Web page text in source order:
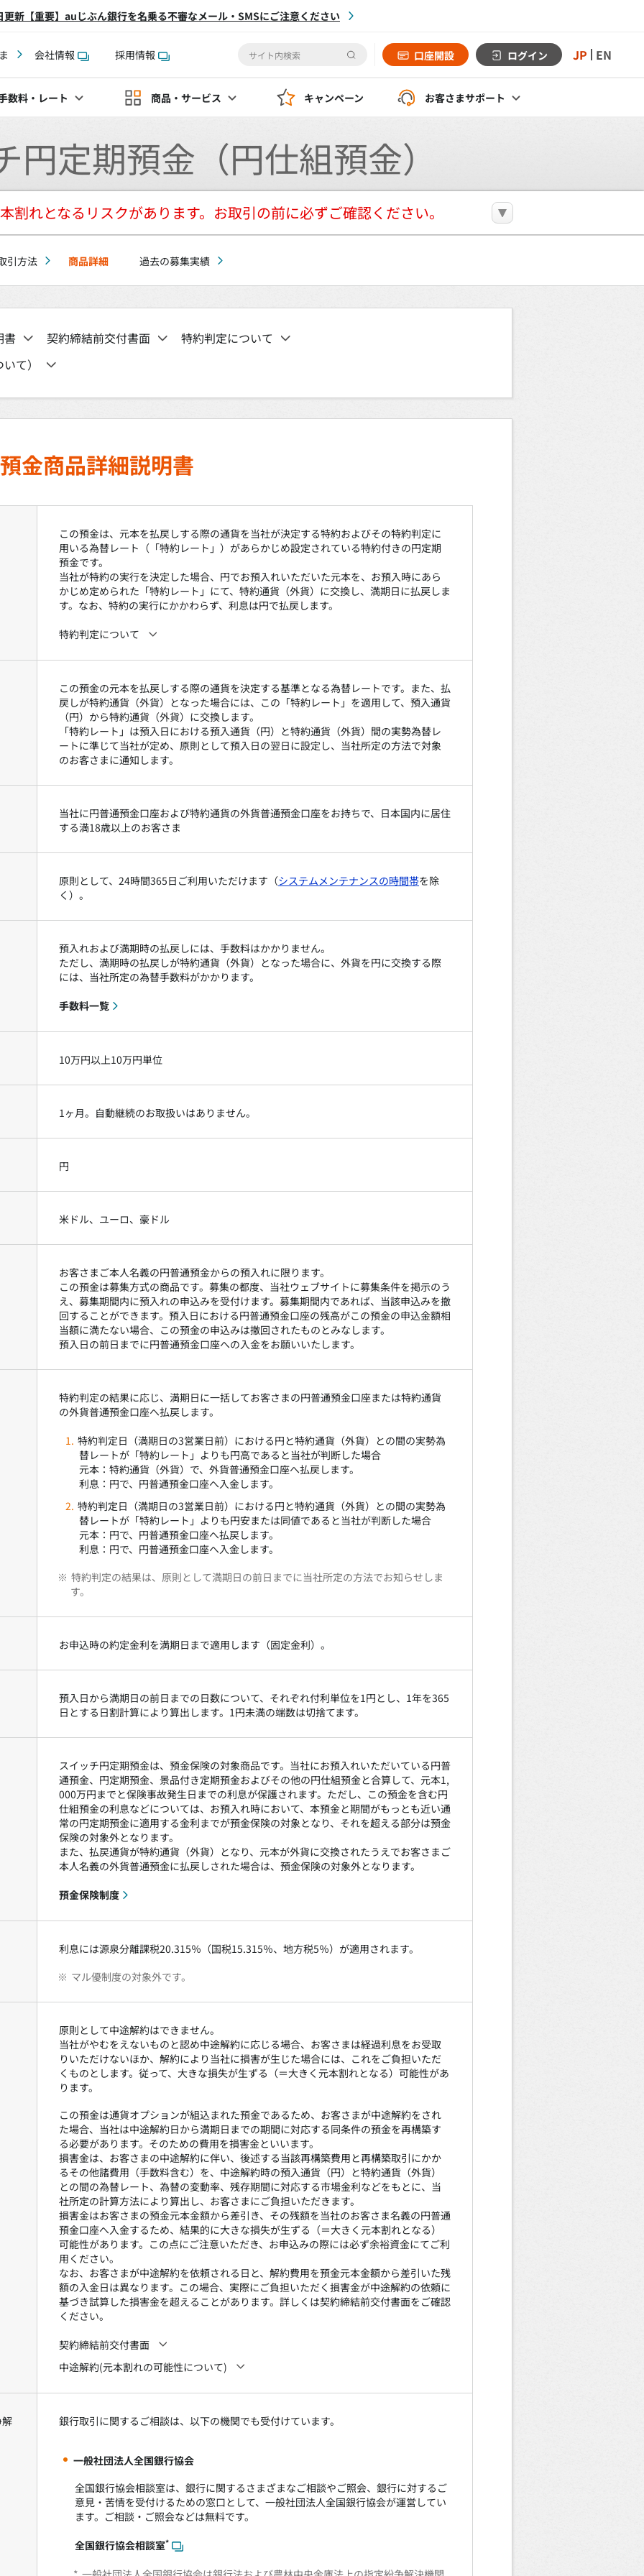
更新【重要】auじぶん銀行を名乗る不審なメール・SMSにご注意ください
会社情報 採用情報 口座開設 ログイン JP EN
数料・レート 商品・サービス キャンペーン お客さまサポート
円定期預金（円仕組預金）
割れとなるリスクがあります。お取引の前に必ずご確認ください。
引方法 商品詳細 過去の募集実績
書 契約締結前交付書面
特約判定について
て）
金商品詳細説明書
この預金は、元本を払戻しする際の通貨を当社が決定する特約およびその特約判定に
用いる為替レート（「特約レート」）があらかじめ設定されている特約付きの円定期
預金です。
当社が特約の実行を決定した場合、円でお預入れいただいた元本を、お預入時にあら
かじめ定められた「特約レート」にて、特約通貨（外貨）に交換し、満期日に払戻しま
す。なお、特約の実行にかかわらず、利息は円で払戻します。
特約判定について
この預金の元本を払戻しする際の通貨を決定する基準となる為替レートです。また、払
戻しが特約通貨（外貨）となった場合には、この「特約レート」を適用して、預入通貨
（円）から特約通貨（外貨）に交換します。
「特約レート」は預入日における預入通貨（円）と特約通貨（外貨）間の実勢為替レ
ートに準じて当社が定め、原則として預入日の翌日に設定し、当社所定の方法で対象
のお客さまに通知します。
当社に円普通預金口座および特約通貨の外貨普通預金口座をお持ちで、日本国内に居住
する満18歳以上のお客さま
原則として、24時間365日ご利用いただけます（システムメンテナンスの時間帯を除
く）。
預入れおよび満期時の払戻しには、手数料はかかりません。
ただし、満期時の払戻しが特約通貨（外貨）となった場合に、外貨を円に交換する際
には、当社所定の為替手数料がかかります。
手数料一覧
10万円以上10万円単位
1ヶ月。自動継続のお取扱いはありません。
円
米ドル、ユーロ、豪ドル
お客さまご本人名義の円普通預金からの預入れに限ります。
この預金は募集方式の商品です。募集の都度、当社ウェブサイトに募集条件を掲示のう
え、募集期間内に預入れの申込みを受付けます。募集期間内であれば、当該申込みを撤
回することができます。預入日における円普通預金口座の残高がこの預金の申込金額相
当額に満たない場合、この預金の申込みは撤回されたものとみなします。
預入日の前日までに円普通預金口座への入金をお願いいたします。
特約判定の結果に応じ、満期日に一括してお客さまの円普通預金口座または特約通貨
の外貨普通預金口座へ払戻します。
特約判定日（満期日の3営業日前）における円と特約通貨（外貨）との間の実勢為
替レートが「特約レート」よりも円高であると当社が判断した場合
元本：特約通貨（外貨）で、外貨普通預金口座へ払戻します。
利息：円で、円普通預金口座へ入金します。
特約判定日（満期日の3営業日前）における円と特約通貨（外貨）との間の実勢為
替レートが「特約レート」よりも円安または同値であると当社が判断した場合
元本：円で、円普通預金口座へ払戻します。
利息：円で、円普通預金口座へ入金します。
※ 特約判定の結果は、原則として満期日の前日までに当社所定の方法でお知らせしま
す。
お申込時の約定金利を満期日まで適用します（固定金利）。
預入日から満期日の前日までの日数について、それぞれ付利単位を1円とし、1年を365
日とする日割計算により算出します。1円未満の端数は切捨てます。
スイッチ円定期預金は、預金保険の対象商品です。当社にお預入れいただいている円普
通預金、円定期預金、景品付き定期預金およびその他の円仕組預金と合算して、元本1,
000万円までと保険事故発生日までの利息が保護されます。ただし、この預金を含む円
仕組預金の利息などについては、お預入れ時において、本預金と期間がもっとも近い通
常の円定期預金に適用する金利までが預金保険の対象となり、それを超える部分は預金
保険の対象外となります。
また、払戻通貨が特約通貨（外貨）となり、元本が外貨に交換されたうえでお客さまご
本人名義の外貨普通預金に払戻しされた場合は、預金保険の対象外となります。
預金保険制度
利息には源泉分離課税20.315％（国税15.315％、地方税5％）が適用されます。
※ マル優制度の対象外です。
原則として中途解約はできません。
当社がやむをえないものと認め中途解約に応じる場合、お客さまは経過利息をお受取
りいただけないほか、解約により当社に損害が生じた場合には、これをご負担いただ
くものとします。従って、大きな損失が生ずる（＝大きく元本割れとなる）可能性があ
ります。
この預金は通貨オプションが組込まれた預金であるため、お客さまが中途解約をされ
た場合、当社は中途解約日から満期日までの期間に対応する同条件の預金を再構築す
る必要があります。そのための費用を損害金といいます。
損害金は、お客さまの中途解約に伴い、後述する当該再構築費用と再構築取引にかか
るその他諸費用（手数料含む）を、中途解約時の預入通貨（円）と特約通貨（外貨）
との間の為替レート、為替の変動率、残存期間に対応する市場金利などをもとに、当
社所定の計算方法により算出し、お客さまにご負担いただきます。
損害金はお客さまの預金元本金額から差引き、その残額を当社のお客さま名義の円普通
預金口座へ入金するため、結果的に大きな損失が生ずる（＝大きく元本割れとなる）
可能性があります。この点にご注意いただき、お申込みの際には必ず余裕資金にてご利
用ください。
なお、お客さまが中途解約を依頼される日と、解約費用を預金元本金額から差引いた残
額の入金日は異なります。この場合、実際にご負担いただく損害金が中途解約の依頼に
基づき試算した損害金を超えることがあります。詳しくは契約締結前交付書面をご確認
ください。
契約締結前交付書面
中途解約(元本割れの可能性について)
銀行取引に関するご相談は、以下の機関でも受付けています。
一般社団法人全国銀行協会
全国銀行協会相談室は、銀行に関するさまざまなご相談やご照会、銀行に対するご
意見・苦情を受付けるための窓口として、一般社団法人全国銀行協会が運営してい
ます。ご相談・ご照会などは無料です。
全国銀行協会相談室*